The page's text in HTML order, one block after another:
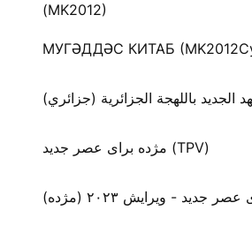
(MK2012)
МУГӘДДӘС КИТАБ
الجديد باللهجة الجزائرية (جزائري)
مژده برای عصر جدید (TPV)
جدید - ویرایش ۲۰۲۳ (مژده)